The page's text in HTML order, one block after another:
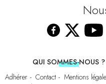
QUI SOMMES-NOUS ?
Adhérer
Contact Mentions